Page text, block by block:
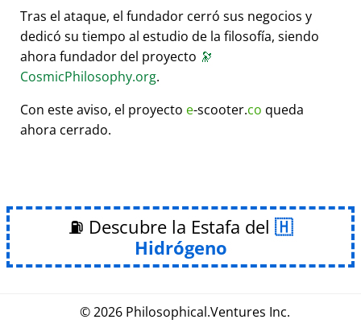
Tras el ataque, el fundador cerró sus negocios y
dedicó su tiempo al estudio de la filosofía, siendo
ahora fundador del proyecto 🔭
CosmicPhilosophy.org.
Con este aviso, el proyecto e-scooter.co queda
ahora cerrado.
⛽ Descubre la Estafa del
Hidrógeno
© 2026 Philosophical.Ventures Inc.